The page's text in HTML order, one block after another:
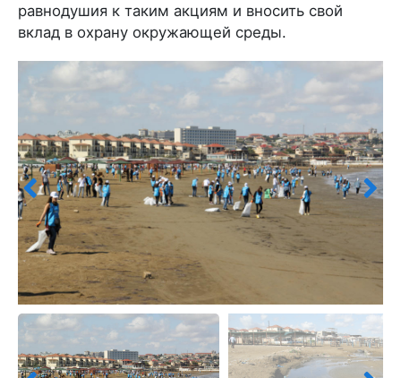
равнодушия к таким акциям и вносить свой
вклад в охрану окружающей среды.